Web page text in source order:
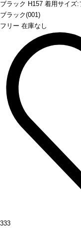
ブラック H157 着用サイズ:
ブラック(001)
フリー 在庫なし
333